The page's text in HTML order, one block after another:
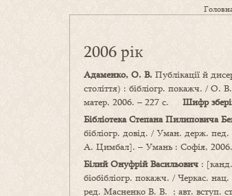
2006 рік
Адаменко, О. В. Публікації й
століття) : бібліогр. покажч. /
матер, 2006. – 227 с. Шифр
Бібліотека Степана Пилиповича
бібліогр. довід. / Уман. держ.
А. Цимбал]. – Умань : Софія,
Білий Онуфрій Васильович :
біобібліогр. покажч. / Черкас.
ред. Масненко В. В. ; авт. вступ.